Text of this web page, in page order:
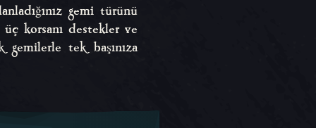
gemi türünü
korsanı destekler ve
tek başınıza